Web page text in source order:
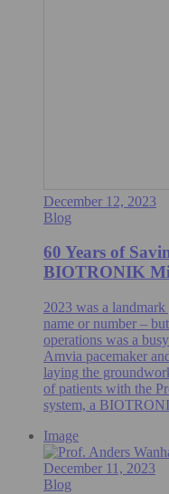
December 12, 2023
Blog
60 Years of
BIOTRONIK
2023 was a
name or number –
operations was a
Amvia pacemaker
laying the
of patients with the
system, a
Image
December 11, 2023
Blog